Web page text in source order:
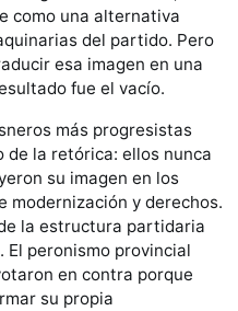
como una alternativa
del partido. Pero
esa imagen en una
fue el vacío.
más progresistas
de la retórica: ellos nunca
su imagen en los
modernización y derechos.
la estructura partidaria
El peronismo provincial
en contra porque
su propia